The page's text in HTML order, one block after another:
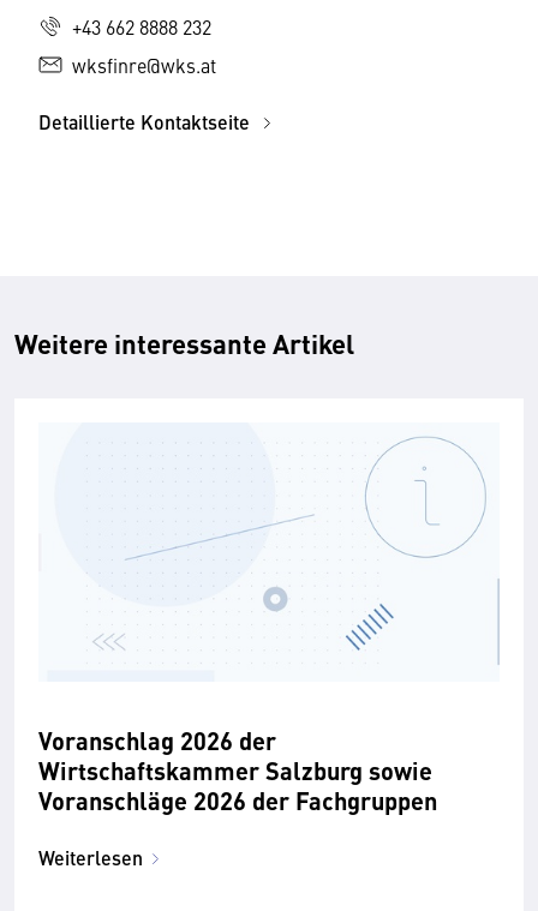
+43 662 8888 232
wksfinre@wks.at
Detaillierte Kontaktseite
Weitere interessante Artikel
Voranschlag 2026 der
Wirtschaftskammer Salzburg sowie
Voranschläge 2026 der Fachgruppen
Weiterlesen